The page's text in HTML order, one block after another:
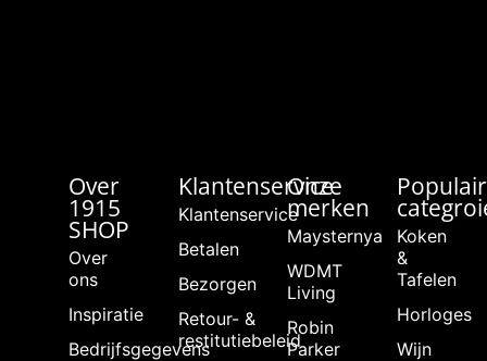
Over
1915
SHOP
Over
ons
Inspiratie
Bedrijfsgegevens
Klantenservice
Klantenservice
Betalen
Bezorgen
Retour- &
restitutiebeleid
Onze
merken
Maysternya
WDMT
Living
Robin
Parker
Koken
&
Tafelen
Horloges
Wijn